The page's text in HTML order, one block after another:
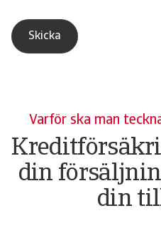
Varför ska man
din
din